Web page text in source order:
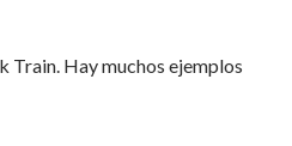
Train. Hay muchos ejemplos